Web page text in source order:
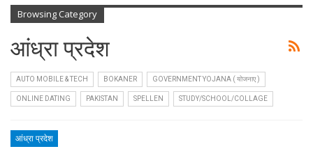
Browsing Category
आंध्रा प्रदेश
AUTO MOBILE & TECH BOKANER GOVERNMENT YOJANA ( योजनाए )
ONLINE DATING PAKISTAN SPELLEN STUDY/SCHOOL/COLLAGE
आंध्रा प्रदेश